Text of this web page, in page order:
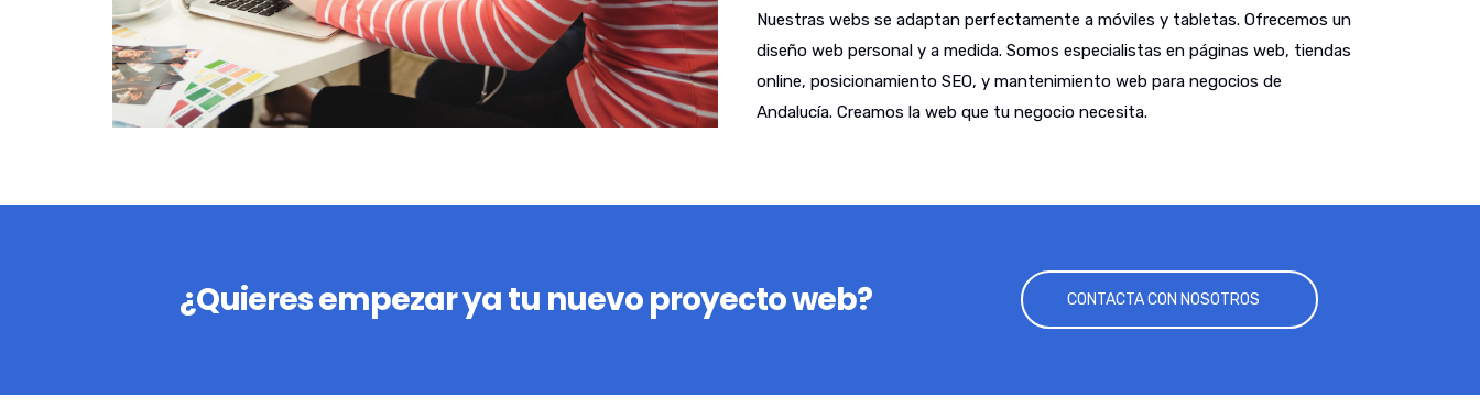
Nuestras webs se adaptan perfectamente a móviles y tabletas. Ofrecemos un
diseño web personal y a medida. Somos especialistas en páginas web, tiendas
online, posicionamiento SEO, y mantenimiento web para negocios de
Andalucía. Creamos la web que tu negocio necesita.
¿Quieres empezar ya tu nuevo proyecto web? CONTACTA CON NOSOTROS